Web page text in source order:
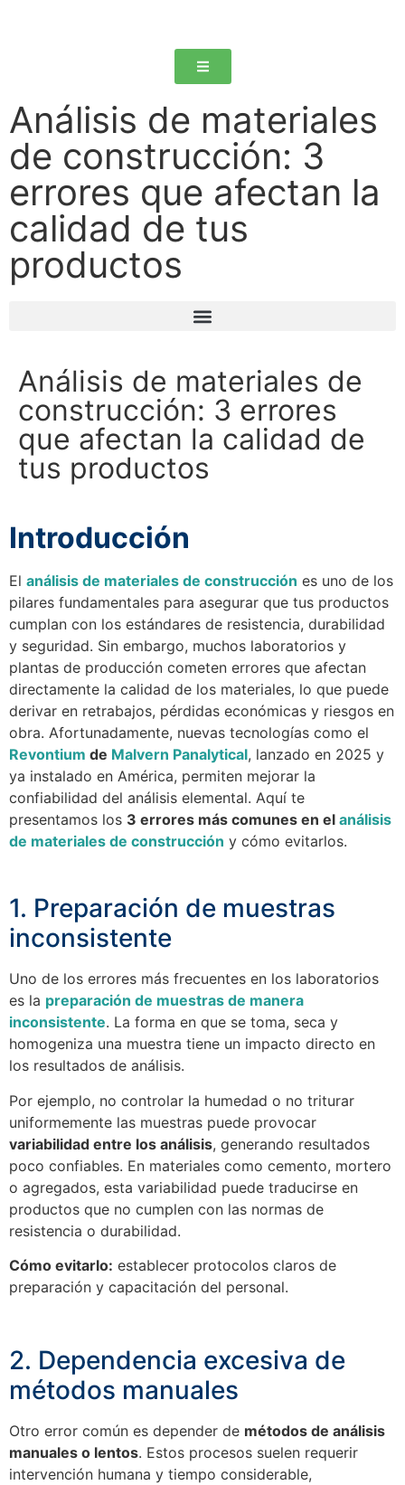
Análisis de materiales
de construcción: 3
errores que afectan la
calidad de tus
productos
Análisis de materiales de
construcción: 3 errores
que afectan la calidad de
tus productos
Introducción
El análisis de materiales de construcción es uno de los
pilares fundamentales para asegurar que tus productos
cumplan con los estándares de resistencia, durabilidad
y seguridad. Sin embargo, muchos laboratorios y
plantas de producción cometen errores que afectan
directamente la calidad de los materiales, lo que puede
derivar en retrabajos, pérdidas económicas y riesgos en
obra. Afortunadamente, nuevas tecnologías como el
Revontium de Malvern Panalytical, lanzado en 2025 y
ya instalado en América, permiten mejorar la
confiabilidad del análisis elemental. Aquí te
presentamos los 3 errores más comunes en el análisis
de materiales de construcción y cómo evitarlos.
1. Preparación de muestras
inconsistente
Uno de los errores más frecuentes en los laboratorios
es la preparación de muestras de manera
inconsistente. La forma en que se toma, seca y
homogeniza una muestra tiene un impacto directo en
los resultados de análisis.
Por ejemplo, no controlar la humedad o no triturar
uniformemente las muestras puede provocar
variabilidad entre los análisis, generando resultados
poco confiables. En materiales como cemento, mortero
o agregados, esta variabilidad puede traducirse en
productos que no cumplen con las normas de
resistencia o durabilidad.
Cómo evitarlo: establecer protocolos claros de
preparación y capacitación del personal.
2. Dependencia excesiva de
métodos manuales
Otro error común es depender de métodos de análisis
manuales o lentos. Estos procesos suelen requerir
intervención humana y tiempo considerable,